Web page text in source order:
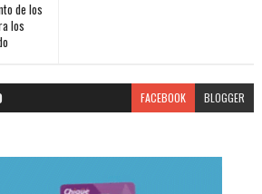
de los
los
FACEBOOK BLOGGER